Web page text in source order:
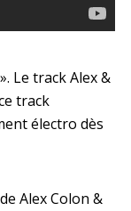
Le track Alex &
track
électro dès
Alex Colon &